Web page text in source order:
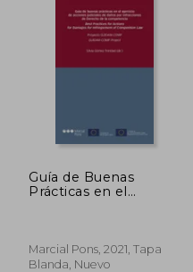
45%
dcto. $ 153.941
Guía de Buenas
Prácticas en el
Derecho de la
Competencia
Marcial Pons, 2021, Tapa
Blanda, Nuevo